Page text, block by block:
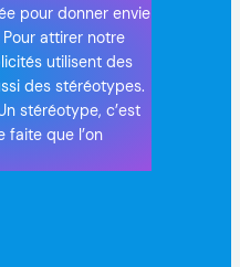
pour donner envie
attirer notre
utilisent des
des stéréotypes.
stéréotype, c’est
faite que l’on